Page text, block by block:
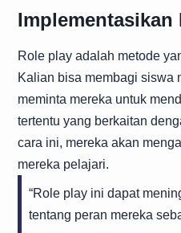
Implementasikan
Role play adalah metode
Kalian bisa membagi siswa
meminta mereka untuk
tertentu yang berkaitan
cara ini, mereka akan
mereka pelajari.
“Role play ini dapat
tentang peran mereka